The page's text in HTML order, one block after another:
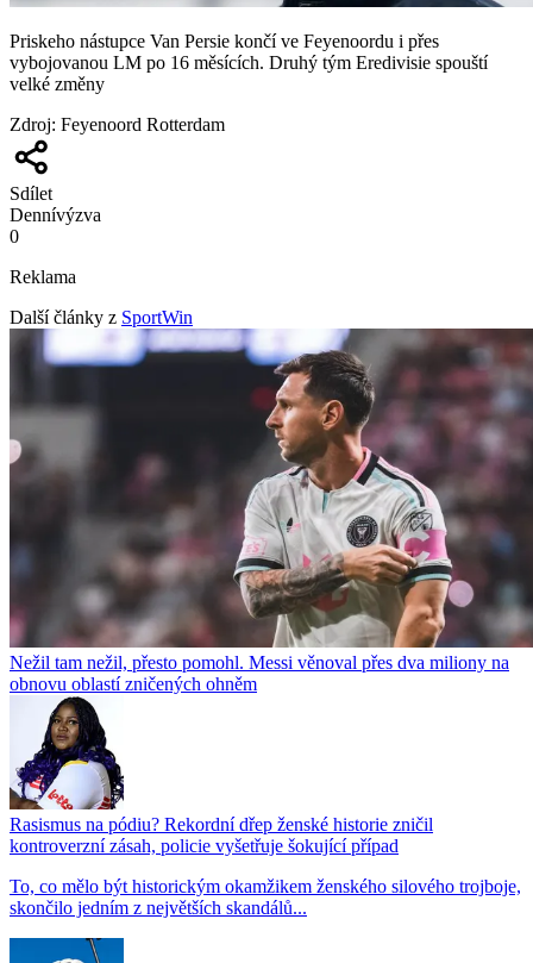
Priskeho nástupce Van Persie končí ve Feyenoordu i přes
vybojovanou LM po 16 měsících. Druhý tým Eredivisie spouští
velké změny
Zdroj: Feyenoord Rotterdam
Sdílet
Dennívýzva
0
Reklama
Další články z SportWin
Nežil tam nežil, přesto pomohl. Messi věnoval přes dva miliony na
obnovu oblastí zničených ohněm
Rasismus na pódiu? Rekordní dřep ženské historie zničil
kontroverzní zásah, policie vyšetřuje šokující případ
To, co mělo být historickým okamžikem ženského silového trojboje,
skončilo jedním z největších skandálů...